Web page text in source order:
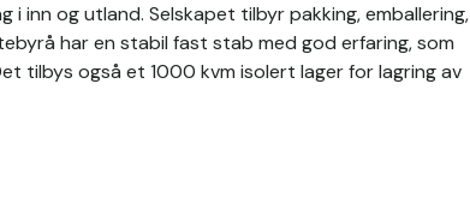
inn og utland. Selskapet tilbyr pakking, emballering,
har en stabil fast stab med god erfaring, som
tilbys også et 1000 kvm isolert lager for lagring av